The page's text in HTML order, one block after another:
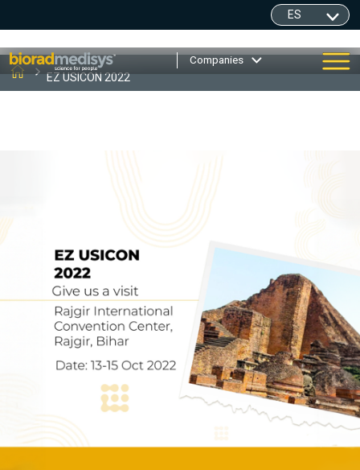
Companies
EZ USICON 2022